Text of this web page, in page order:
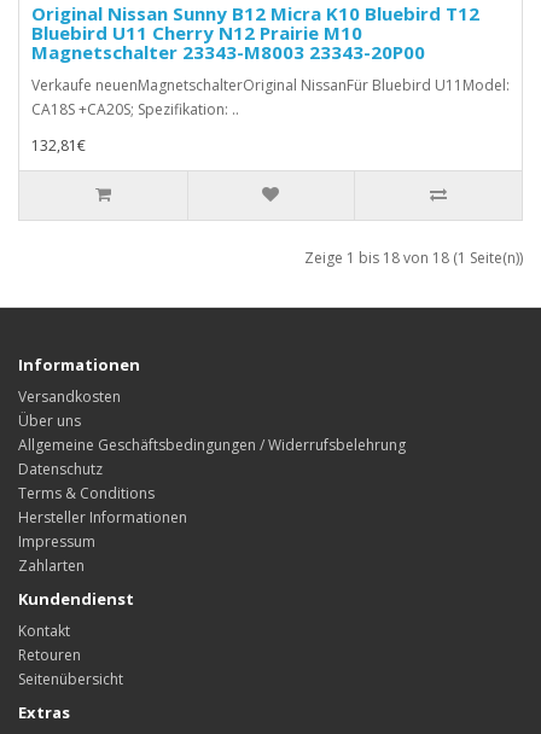
Original Nissan Sunny B12 Micra K10 Bluebird T12
Bluebird U11 Cherry N12 Prairie M10
Magnetschalter 23343-M8003 23343-20P00
Verkaufe neuenMagnetschalterOriginal NissanFür Bluebird U11Model:
CA18S +CA20S; Spezifikation: ..
132,81€
Zeige 1 bis 18 von 18 (1 Seite(n))
Informationen
Versandkosten
Über uns
Allgemeine Geschäftsbedingungen / Widerrufsbelehrung
Datenschutz
Terms & Conditions
Hersteller Informationen
Impressum
Zahlarten
Kundendienst
Kontakt
Retouren
Seitenübersicht
Extras